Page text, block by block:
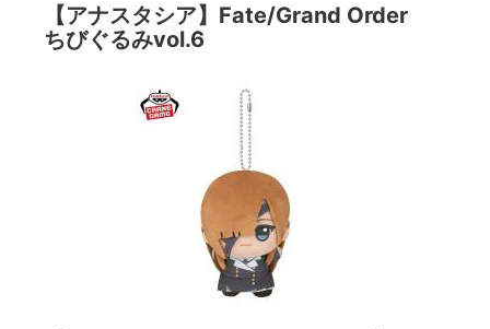
【アナスタシア】Fate/Grand Order
ちびぐるみvol.6